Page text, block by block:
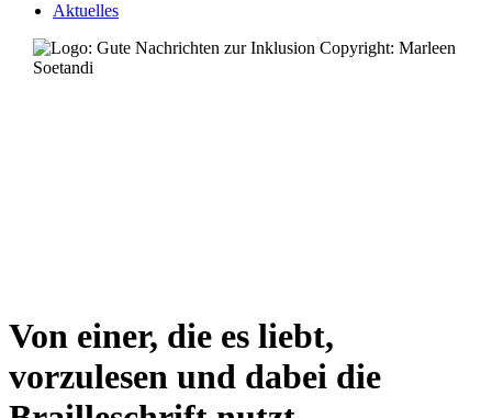
Aktuelles
Von einer, die es liebt,
vorzulesen und dabei die